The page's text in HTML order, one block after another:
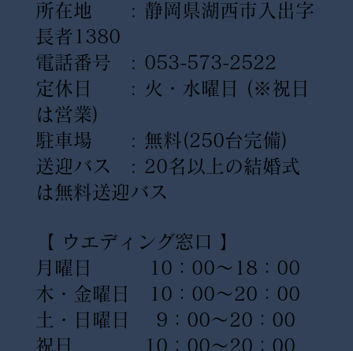
所在地 : 静岡県湖西市入出字
長者1380
電話番号 : 053-573-2522
定休日 : 火・水曜日
(※祝日
は営業)
駐車場 : 無料(250台完備)
送迎バス : 20名以上の結婚式
は無料送迎バス
【 ウエディング窓口 】
月曜日 10：00〜18：00
木・金曜日 10：00〜20：00
土・日曜日 9：00〜20：00
祝日 10：00〜20：00